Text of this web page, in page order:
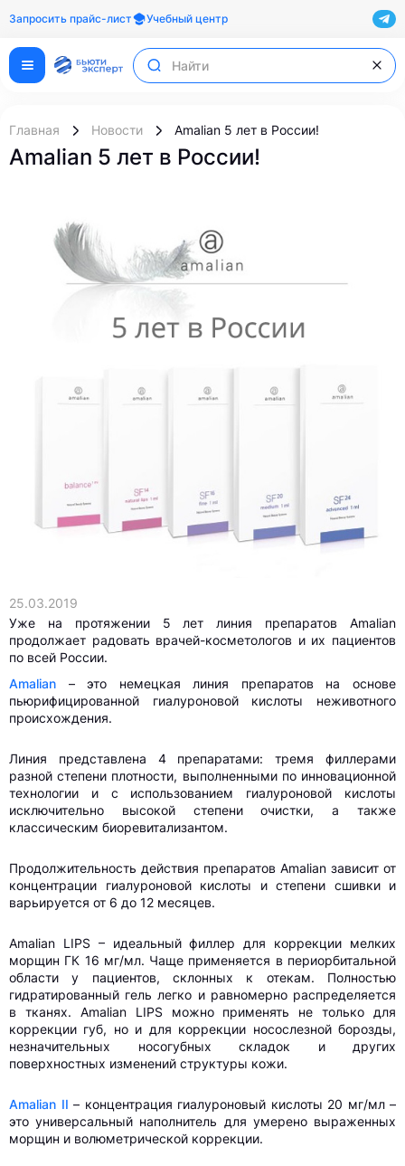
Запросить прайс-лист Учебный центр
Главная Новости Amalian 5 лет в России!
Amalian 5 лет в России!
25.03.2019
Уже на протяжении 5 лет линия препаратов Amalian
продолжает радовать врачей-косметологов и их пациентов
по всей России.
Amalian – это немецкая линия препаратов на основе
пьюрифицированной гиалуроновой кислоты неживотного
происхождения.
Линия представлена 4 препаратами: тремя филлерами
разной степени плотности, выполненными по инновационной
технологии и с использованием гиалуроновой кислоты
исключительно высокой степени очистки, а также
классическим биоревитализантом.
Продолжительность действия препаратов Amalian зависит от
концентрации гиалуроновой кислоты и степени сшивки и
варьируется от 6 до 12 месяцев.
Amalian LIPS – идеальный филлер для коррекции мелких
морщин ГК 16 мг/мл. Чаще применяется в периорбитальной
области у пациентов, склонных к отекам. Полностью
гидратированный гель легко и равномерно распределяется
в тканях. Amalian LIPS можно применять не только для
коррекции губ, но и для коррекции носослезной борозды,
незначительных носогубных складок и других
поверхностных изменений структуры кожи.
Amalian II – концентрация гиалуроновый кислоты 20 мг/мл –
это универсальный наполнитель для умерено выраженных
морщин и волюметрической коррекции.